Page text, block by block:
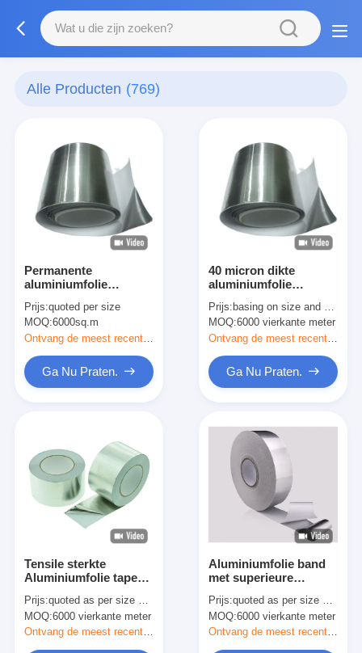
Alle Producten (769)
Permanente
aluminiumfolie
afdichting en
verlijming
Prijs:quoted per size
MOQ:6000sq.m
Ontvang de meest recente Prijs
Ga Nu Praten.
40 micron dikte
aluminiumfolie
leidingen
Prijs: basing on size and quantity
MOQ:6000 vierkante meter
Ga Nu Praten.
Tensile sterkte
Aluminiumfolie tape
voor industriële
verpakkingen
Prijs:quoted as per size and quantity
MOQ:6000 vierkante meter
Ontvang de meest recente Prijs
Aluminiumfolie band
met superieure
hittebestendigheid
Prijs:quoted as per size and quantity
MOQ:6000 vierkante meter